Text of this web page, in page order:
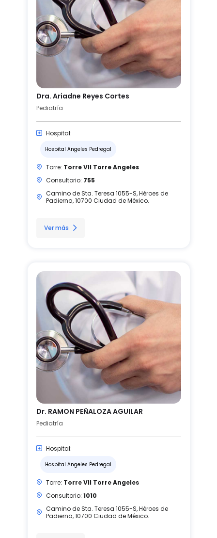
Dra. Ariadne Reyes Cortes
Pediatría
Hospital:
Hospital Angeles Pedregal
Torre: Torre VII Torre Angeles
Consultorio: 755
Camino de Sta. Teresa 1055-S, Héroes de
Padierna, 10700 Ciudad de México.
Ver más
Dr. RAMON PEÑALOZA AGUILAR
Pediatría
Hospital:
Hospital Angeles Pedregal
Torre: Torre VII Torre Angeles
Consultorio: 1010
Camino de Sta. Teresa 1055-S, Héroes de
Padierna, 10700 Ciudad de México.